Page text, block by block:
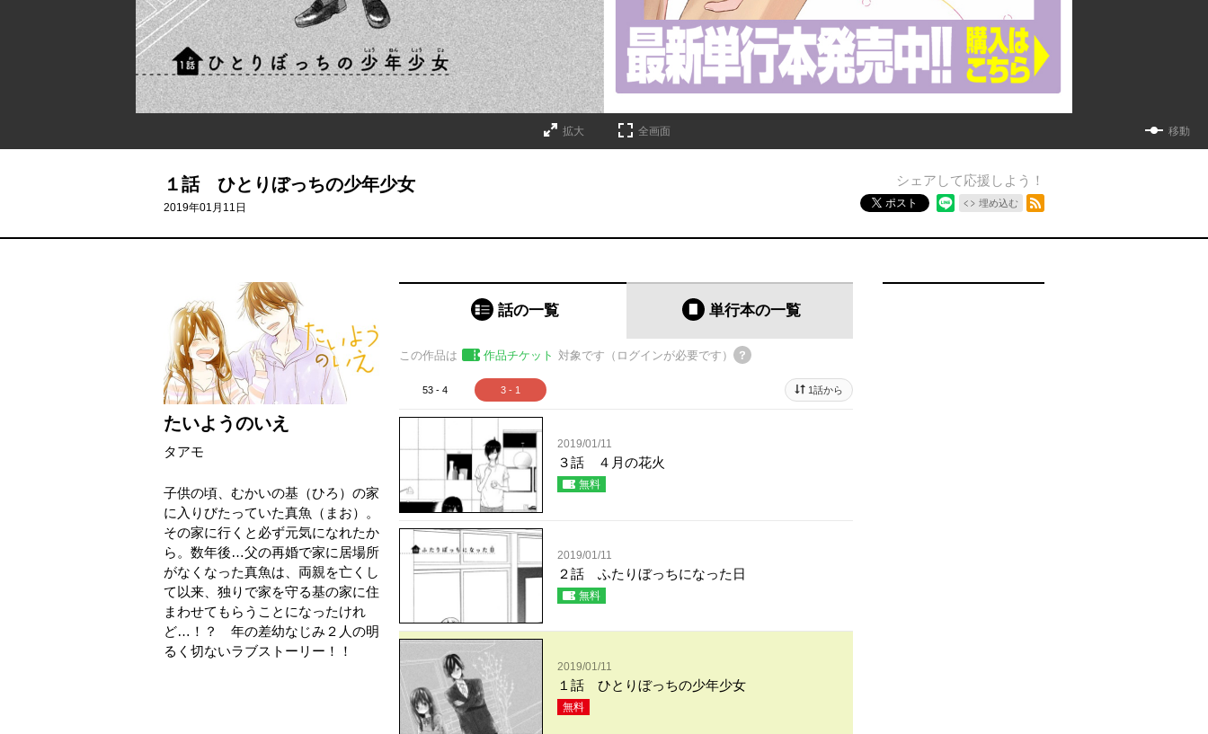
詳細ページへのリンク
拡大 全画面 移動
１話 ひとりぼっちの少年少女
2019年01月11日
シェアして応援しよう！
ポスト 埋め込む
たいようのいえ
タアモ
子供の頃、むかいの基（ひろ）の家
に入りびたっていた真魚（まお）。
その家に行くと必ず元気になれたか
ら。数年後…父の再婚で家に居場所
がなくなった真魚は、両親を亡くし
て以来、独りで家を守る基の家に住
まわせてもらうことになったけれ
ど…！？ 年の差幼なじみ２人の明
るく切ないラブストーリー！！
話の一覧 単行本の一覧
この作品は 作品チケット 対象です（ログインが必要です）
53 - 4 3 - 1 1話から
2019/01/11
３話 ４月の花火
無料
2019/01/11
２話 ふたりぼっちになった日
無料
2019/01/11
１話 ひとりぼっちの少年少女
無料